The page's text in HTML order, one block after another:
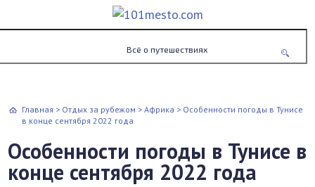
Всё о путешествиях
Главная > Отдых за рубежом >Африка > Особенности погоды в Тунисе
в конце сентября 2022 года
Особенности погоды в Тунисе в
конце сентября 2022 года